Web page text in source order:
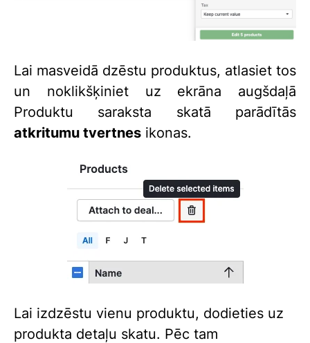
Lai masveidā dzēstu produktus, atlasiet tos
un noklikšķiniet uz ekrāna augšdaļā
Produktu saraksta skatā parādītās
atkritumu tvertnes ikonas.
Lai izdzēstu vienu produktu, dodieties uz
produkta detaļu skatu. Pēc tam